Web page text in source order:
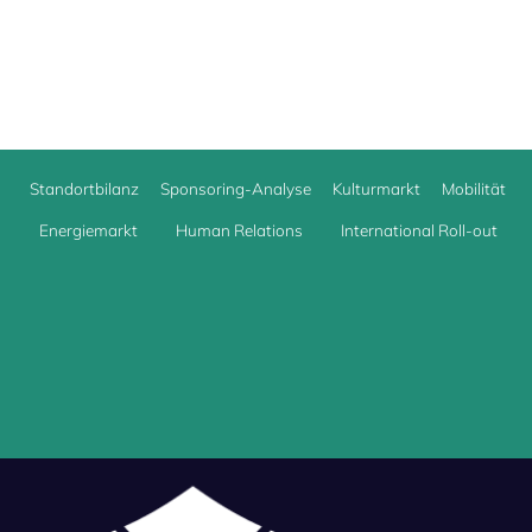
Standortbilanz Sponsoring-Analyse Kulturmarkt Mobilität
Energiemarkt Human Relations International Roll-out